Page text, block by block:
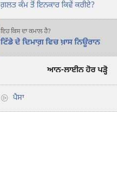
ਗ਼ਲਤ ਕੰਮ ਤੋਂ ਇਨਕਾਰ ਕਿਵੇਂ ਕਰੀਏ?
ਇਹ ਕਿਸ ਦਾ ਕਮਾਲ ਹੈ?
ਟਿੱਡੇ ਦੇ ਦਿਮਾਗ਼ ਵਿਚ ਖ਼ਾਸ ਨਿਊਰਾਨ
ਆਨ-ਲਾਈਨ ਹੋਰ ਪੜ੍ਹੋ
ਪੈਸਾ